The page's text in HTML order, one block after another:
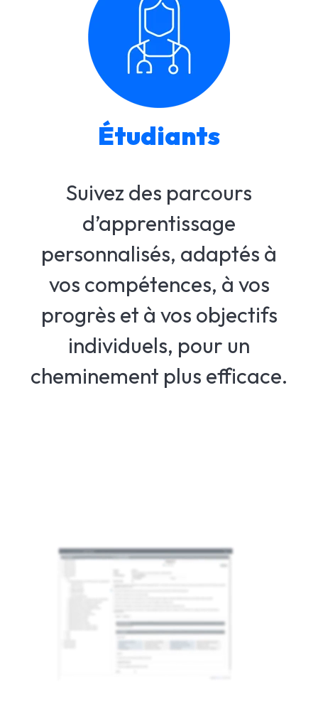
Étudiants
Suivez des parcours
d’apprentissage
personnalisés, adaptés à
vos compétences, à vos
progrès et à vos objectifs
individuels, pour un
cheminement plus efficace.